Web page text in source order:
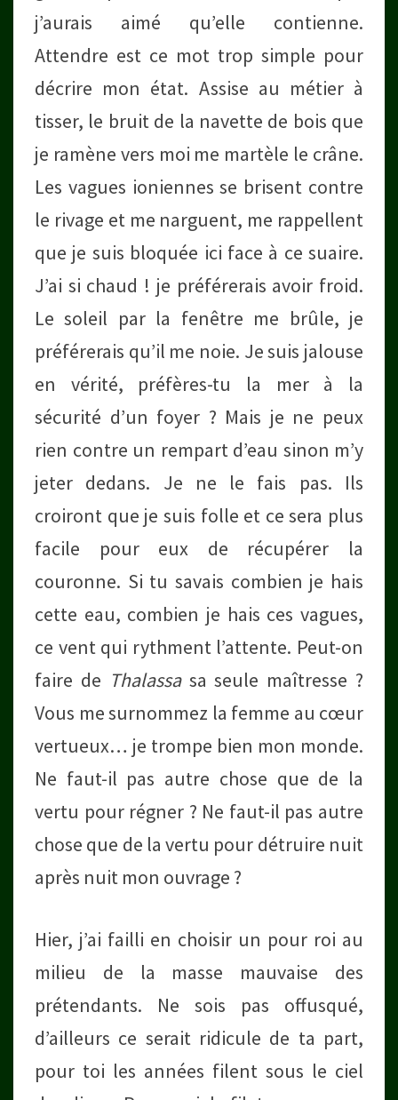
j’aurais aimé qu’elle contienne.
Attendre est ce mot trop simple pour
décrire mon état. Assise au métier à
tisser, le bruit de la navette de bois que
je ramène vers moi me martèle le crâne.
Les vagues ioniennes se brisent contre
le rivage et me narguent, me rappellent
que je suis bloquée ici face à ce suaire.
J’ai si chaud ! je préférerais avoir froid.
Le soleil par la fenêtre me brûle, je
préférerais qu’il me noie. Je suis jalouse
en vérité, préfères-tu la mer à la
sécurité d’un foyer ? Mais je ne peux
rien contre un rempart d’eau sinon m’y
jeter dedans. Je ne le fais pas. Ils
croiront que je suis folle et ce sera plus
facile pour eux de récupérer la
couronne. Si tu savais combien je hais
cette eau, combien je hais ces vagues,
ce vent qui rythment l’attente. Peut-on
faire de Thalassasa seule maîtresse ?
Vous me surnommez la femme au cœur
vertueux… je trompe bien mon monde.
Ne faut-il pas autre chose que de la
vertu pour régner ? Ne faut-il pas autre
chose que de la vertu pour détruire nuit
après nuit mon ouvrage ?
Hier, j’ai failli en choisir un pour roi au
milieu de la masse mauvaise des
prétendants. Ne sois pas offusqué,
d’ailleurs ce serait ridicule de ta part,
pour toi les années filent sous le ciel